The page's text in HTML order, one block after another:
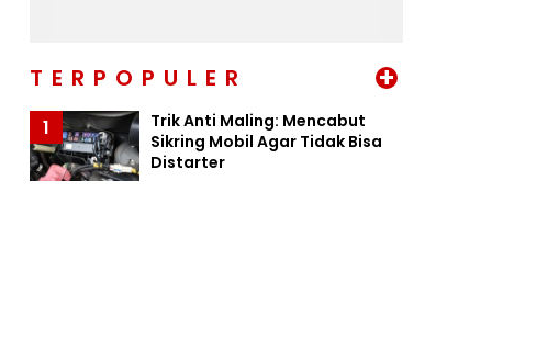
TERPOPULER +
1
Trik Anti Maling: Mencabut
Sikring Mobil Agar Tidak Bisa
Distarter